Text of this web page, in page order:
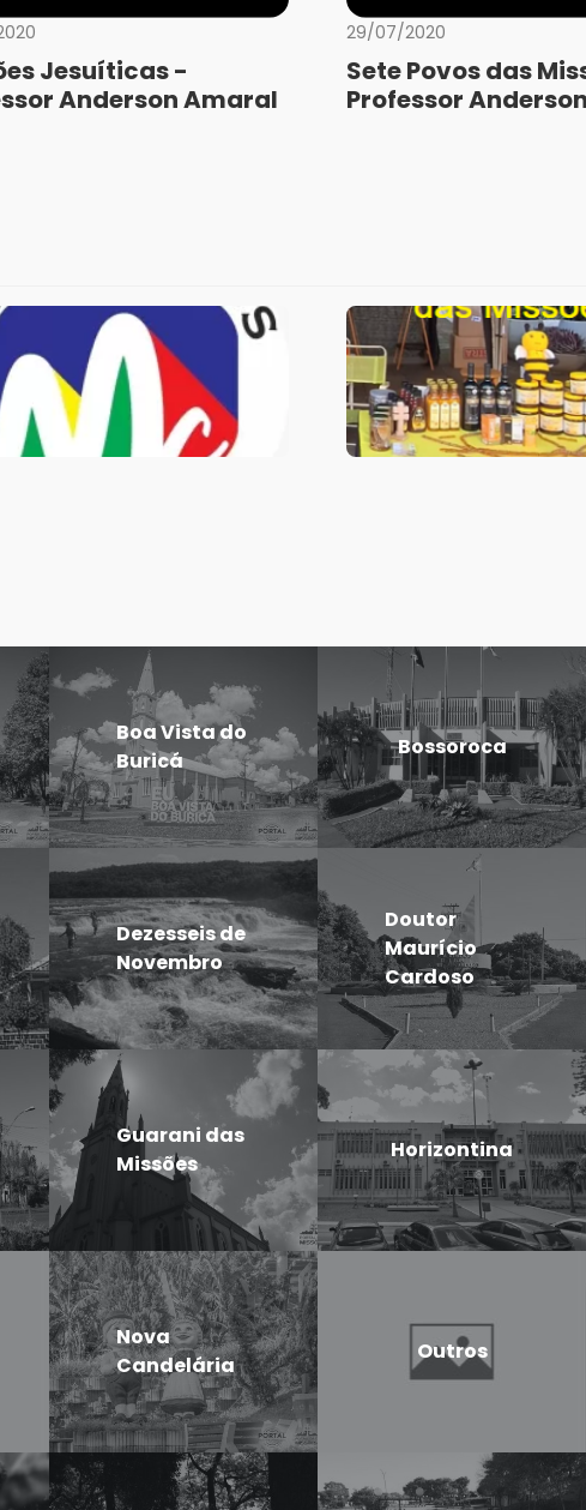
Jesuíticas -
Anderson Amaral
29/07/2020
Sete Povos das
Professor
Boa Vista do
Buricá
Bossoroca
Dezesseis de
Novembro
Doutor
Maurício
Cardoso
Guarani das
Missões
Horizontina
Nova
Candelária
Outros